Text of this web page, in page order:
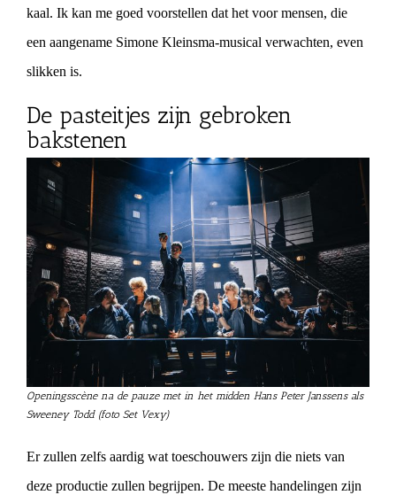
kaal. Ik kan me goed voorstellen dat het voor mensen, die
een aangename Simone Kleinsma-musical verwachten, even
slikken is.
De pasteitjes zijn gebroken
bakstenen
Openingsscène na de pauze met in het midden Hans Peter Janssens als
Sweeney Todd (foto Set Vexy)
Er zullen zelfs aardig wat toeschouwers zijn die niets van
deze productie zullen begrijpen. De meeste handelingen zijn